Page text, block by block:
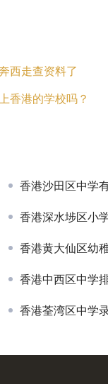
西走查资料了
香港的学校吗？
香港沙田区中学有
香港深水埗区小
香港黄大仙区幼
香港中西区中学
香港荃湾区中学